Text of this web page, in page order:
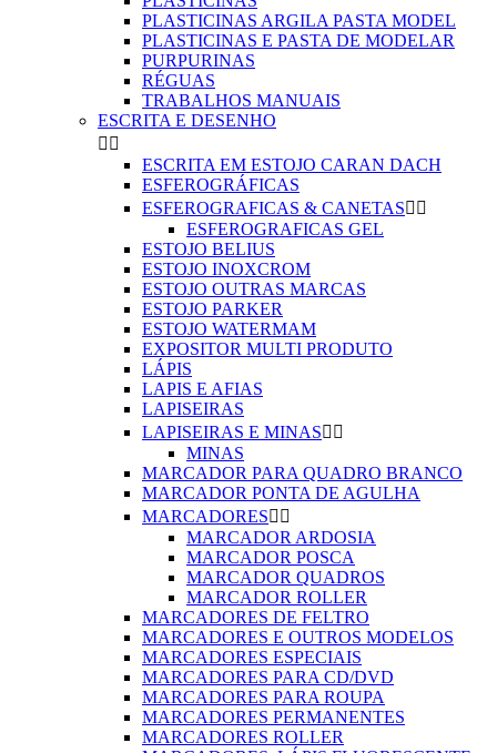
PLASTICINAS ARGILA PASTA MODEL
PLASTICINAS E PASTA DE MODELAR
PURPURINAS
RÉGUAS
TRABALHOS MANUAIS
ESCRITA E DESENHO
 
ESCRITA EM ESTOJO CARAN DACH
ESFEROGRÁFICAS
ESFEROGRAFICAS & CANETAS 
ESFEROGRAFICAS GEL
ESTOJO BELIUS
ESTOJO INOXCROM
ESTOJO OUTRAS MARCAS
ESTOJO PARKER
ESTOJO WATERMAM
EXPOSITOR MULTI PRODUTO
LÁPIS
LAPIS E AFIAS
LAPISEIRAS
LAPISEIRAS E MINAS 
MINAS
MARCADOR PARA QUADRO BRANCO
MARCADOR PONTA DE AGULHA
MARCADORES 
MARCADOR ARDOSIA
MARCADOR POSCA
MARCADOR QUADROS
MARCADOR ROLLER
MARCADORES DE FELTRO
MARCADORES E OUTROS MODELOS
MARCADORES ESPECIAIS
MARCADORES PARA CD/DVD
MARCADORES PARA ROUPA
MARCADORES PERMANENTES
MARCADORES ROLLER